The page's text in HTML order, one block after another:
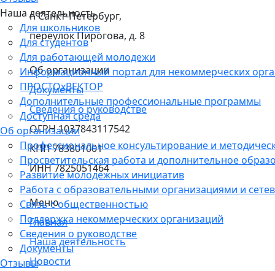
Наша деятельность
Для школьников
Для студентов
Для работающей молодежи
Информационный портал для некоммерческих
ПРОСТОхВЕКТОР
Дополнительные профессиональные программы
Доступная среда
Об организации
Профессиональное консультирование и
Просветительская работа и дополнительное
Развитие молодежных инициатив
Работа с образовательными организациями и
Связь с общественностью
Поддержка некоммерческих организаций
Сведения о руководстве
Документы
Отзывы
г. Санкт-Петербург,
переулок Пирогова, д. 8
Об организации
Документы
Сведения о руководстве
ОГРН 1037843117542
КПП 783801001
ИНН 7825051464
Меню
Главная
Наша деятельность
Новости